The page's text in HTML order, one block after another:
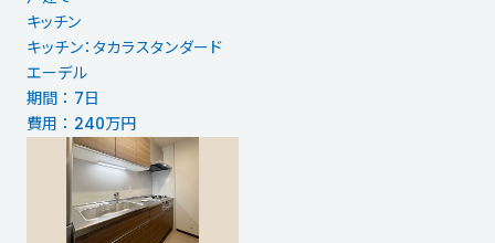
キッチン
キッチン：タカラスタンダード
エーデル
期間 ： 7日
費用 ： 240万円